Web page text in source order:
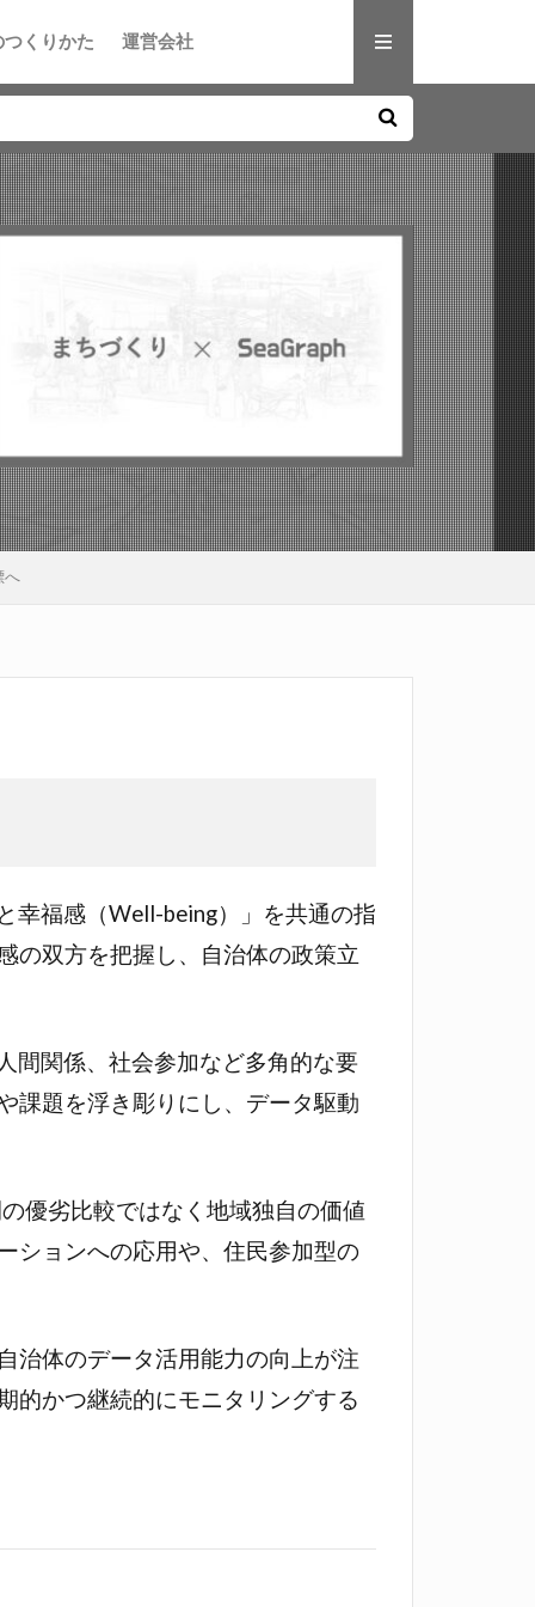
くりかた 運営会社
へ
幸福感（Well-being）」を共通の指
の双方を把握し、自治体の政策立
間関係、社会参加など多角的な要
課題を浮き彫りにし、データ駆動
優劣比較ではなく地域独自の価値
ションへの応用や、住民参加型の
治体のデータ活用能力の向上が注
的かつ継続的にモニタリングする